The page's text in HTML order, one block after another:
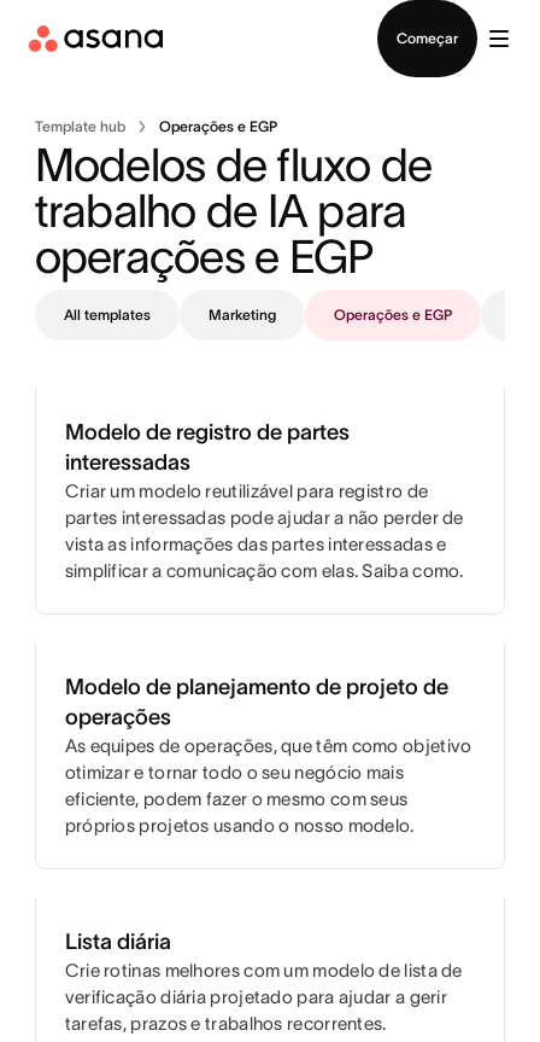
Começar
Template hub Operações e EGP
Modelos de fluxo de
trabalho de IA para
operações e EGP
All templates Marketing Operações e EGP
Modelo de registro de partes
interessadas
Criar um modelo reutilizável para registro de
partes interessadas pode ajudar a não perder de
vista as informações das partes interessadas e
simplificar a comunicação com elas. Saiba como.
Modelo de planejamento de projeto de
operações
As equipes de operações, que têm como objetivo
otimizar e tornar todo o seu negócio mais
eficiente, podem fazer o mesmo com seus
próprios projetos usando o nosso modelo.
Lista diária
Crie rotinas melhores com um modelo de lista de
verificação diária projetado para ajudar a gerir
tarefas, prazos e trabalhos recorrentes.